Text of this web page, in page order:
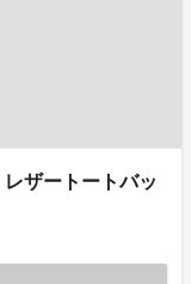
ザートートバッ